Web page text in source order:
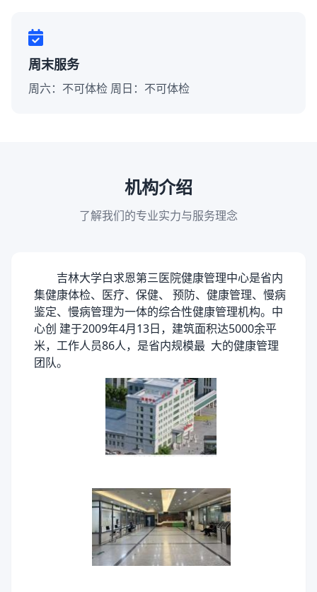
周末服务
周六：不可体检 周日：不可体检
机构介绍
了解我们的专业实力与服务理念
吉林大学白求恩第三医院健康管理中心是省内
集健康体检、医疗、保健、 预防、健康管理、慢病
鉴定、慢病管理为一体的综合性健康管理机构。中
心创 建于2009年4月13日，建筑面积达5000余平
米，工作人员86人，是省内规模最 大的健康管理
团队。